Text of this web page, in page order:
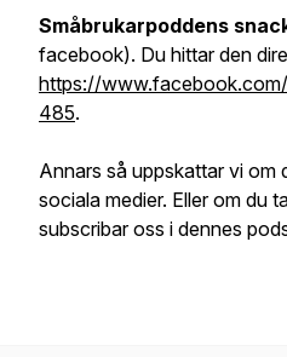
Småbrukarpoddens
facebook). Du hittar den
https://
485.
Annars så uppskattar vi om
sociala medier. Eller om du
subscribar oss i dennes